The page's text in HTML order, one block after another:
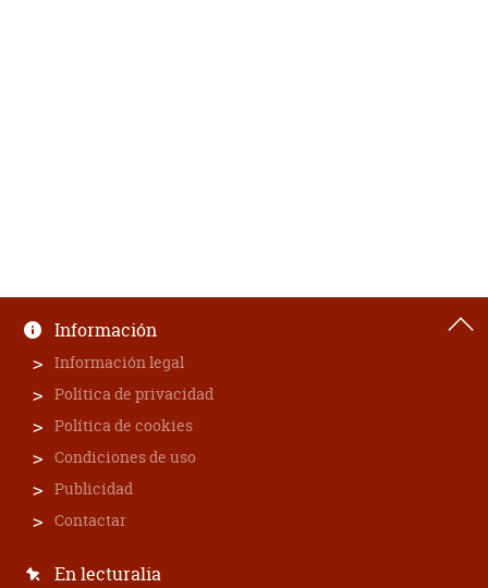
Información
Información legal
Política de privacidad
Política de cookies
Condiciones de uso
Publicidad
Contactar
En lecturalia